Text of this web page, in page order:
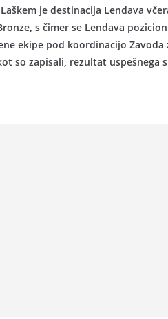
je destinacija Lendava
s čimer se Lendava
ekipe pod koordinacijo
so zapisali, rezultat uspešnega